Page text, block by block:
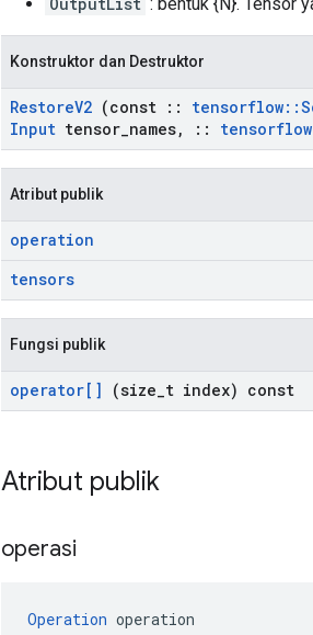
Konstruktor dan Destruktor
RestoreV2 (const :: tensorflow::
Input tensor names, :: tensorflow
Atribut publik
operation
tensors
Fungsi publik
operator[] (size t index) const
Atribut publik
operasi
Operation operation